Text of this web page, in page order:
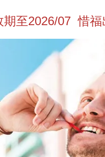
期至2026/07 惜福